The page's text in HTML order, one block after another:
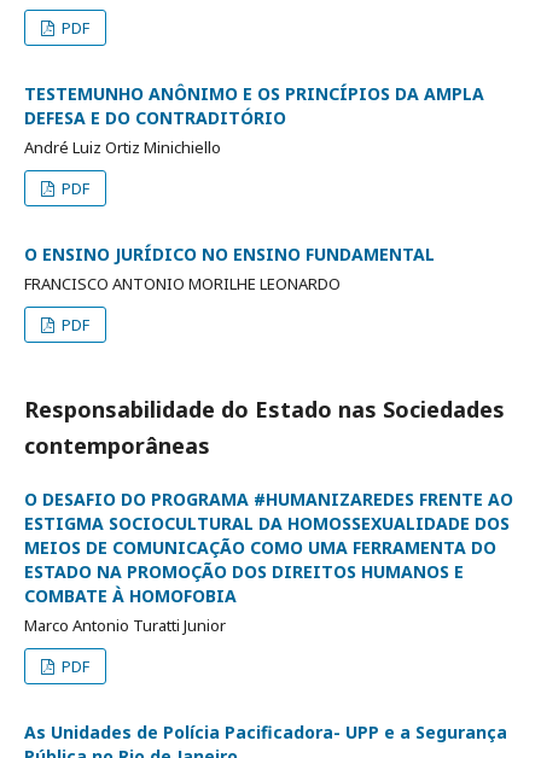
PDF
TESTEMUNHO ANÔNIMO E OS PRINCÍPIOS DA AMPLA
DEFESA E DO CONTRADITÓRIO
André Luiz Ortiz Minichiello
PDF
O ENSINO JURÍDICO NO ENSINO FUNDAMENTAL
FRANCISCO ANTONIO MORILHE LEONARDO
PDF
Responsabilidade do Estado nas Sociedades
contemporâneas
O DESAFIO DO PROGRAMA #HUMANIZAREDES FRENTE AO
ESTIGMA SOCIOCULTURAL DA HOMOSSEXUALIDADE DOS
MEIOS DE COMUNICAÇÃO COMO UMA FERRAMENTA DO
ESTADO NA PROMOÇÃO DOS DIREITOS HUMANOS E
COMBATE À HOMOFOBIA
Marco Antonio Turatti Junior
PDF
As Unidades de Polícia Pacificadora- UPP e a Segurança